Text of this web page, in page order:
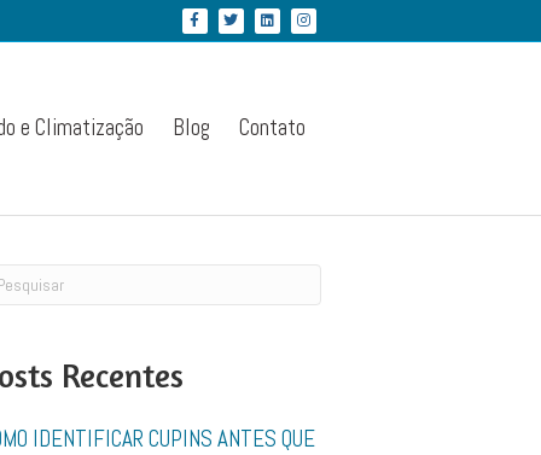
FacebookTwitter Linkedin
e Climatização Blog Contato
Recentes
IDENTIFICAR CUPINS ANTES QUE